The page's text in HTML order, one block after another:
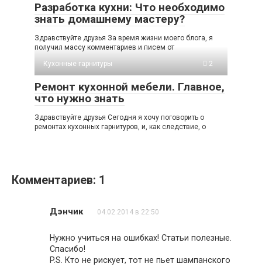
Разработка кухни: Что необходимо
знать домашнему мастеру?
Здравствуйте друзья За время жизни моего блога, я
получил массу комментариев и писем от
Кухонные гарнитуры
2
Ремонт кухонной мебели. Главное,
что нужно знать
Здравствуйте друзья Сегодня я хочу поговорить о
ремонтах кухонных гарнитуров, и, как следствие, о
Комментариев: 1
Дэнчик 04.02.2014 в 22:50
Нужно учиться на ошибках! Статьи полезные.
Спасибо!
P.S. Кто не рискует, тот не пьет шампанского